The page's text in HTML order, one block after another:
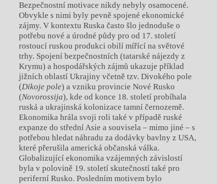
Bezpečnostní motivace nikdy nebyly osamocené.
Obvykle s nimi byly pevně spojené ekonomické
zájmy. V kontextu Ruska často šlo jednoduše o
potřebu nové a úrodné půdy pro od 17. století
rostoucí ruskou produkci obilí mířící na světové
trhy. Spojení bezpečnostních (tatarské nájezdy z
Krymu) a hospodářských zájmů ukazuje příklad
jižních oblastí Ukrajiny včetně tzv. Divokého pole
(Dikoje pole) a vzniku provincie Nové Rusko
(Novorossija), kde od konce 18. století probíhala
ruská a ukrajinská kolonizace tamní černozemě.
Ekonomika hrála svoji roli také v případě ruské
expanze do střední Asie a souvisela – mimo jiné – s
potřebou hledat náhradu za dodávky bavlny z USA,
které přerušila americká občanská válka.
Globalizující ekonomika vzájemných závislostí
byla v polovině 19. století skutečností také pro
periferní Rusko. Posledním motivem bylo